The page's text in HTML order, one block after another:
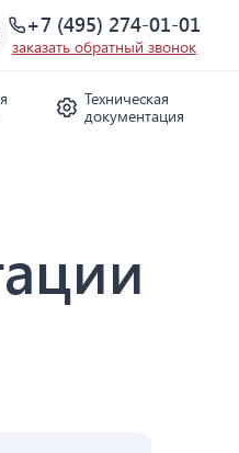
+7 (495) 274-01-01
заказать обратный звонок
Техническая
документация